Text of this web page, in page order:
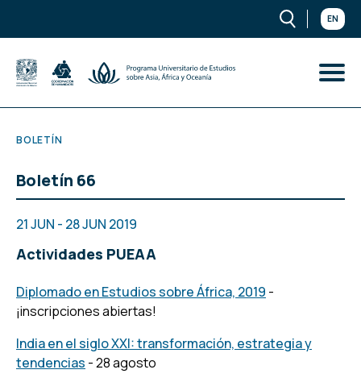
EN
BOLETÍN
Boletín 66
21 JUN - 28 JUN 2019
Actividades PUEAA
Diplomado en Estudios sobre África, 2019 -
¡inscripciones abiertas!
India en el siglo XXI: transformación, estrategia y
tendencias - 28 agosto